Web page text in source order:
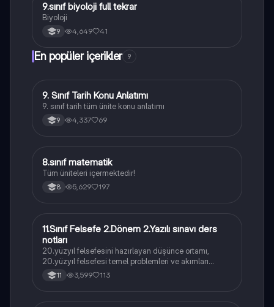
Biyoloji
9.sınıf biyoloji full tekrar
Biyoloji
9 4,649 41
En popüler içerikler 9
Tarih
9. Sınıf Tarih Konu Anlatımı
9. sınıf tarih tüm ünite konu anlatımı
9 4,337 69
Matematik
8.sınıf matematik
Tüm üniteleri içermektedir!
8 5,629 197
Felsefe
11.Sınıf Felsefe 2.Dönem 2.Yazılı sınavı ders
notları
20.yüzyıl felsefesini hazırlayan düşünce ortamı,
20.yüzyıl felsefesi temel problemleri ve akımları
konularını içermektedir
11 3,599 113